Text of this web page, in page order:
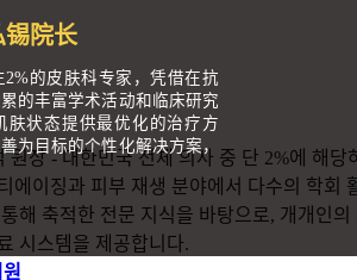
锡院长
的皮肤科专家，凭借在抗
的丰富学术活动和临床研究
肤状态提供最优化的治疗方
为目标的个性化解决方案，